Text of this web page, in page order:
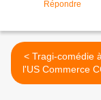
Répondre
< Tragi-comédie à l'AG de
l'US Commerce
le 13 mai